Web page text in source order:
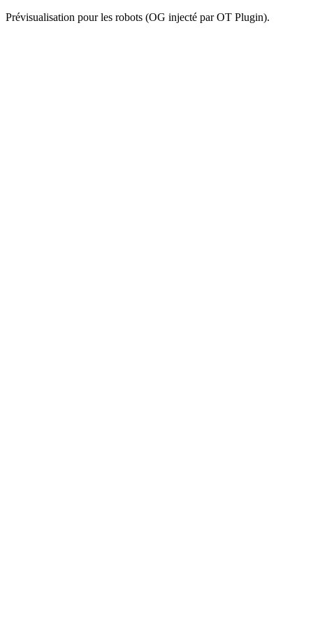
Prévisualisation pour les robots (OG injecté par OT Plugin).